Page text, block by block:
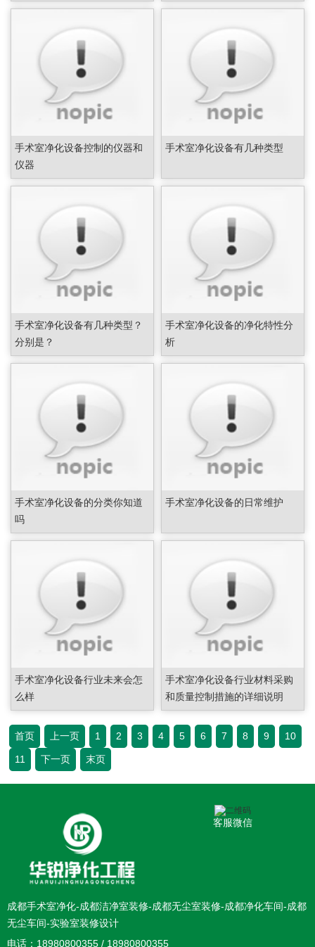
手术室净化设备控制的仪器和
仪器
手术室净化设备有几种类型
手术室净化设备有几种类型？
分别是？
手术室净化设备的净化特性分
析
手术室净化设备的分类你知道
吗
手术室净化设备的日常维护
手术室净化设备行业未来会怎
么样
手术室净化设备行业材料采购
和质量控制措施的详细说明
首页 上一页 1 2 3 4 5 6 7 8 9 10
11 下一页 末页
客服微信
成都手术室净化-成都洁净室装修-成都无尘室装修-成都净化车间-成都
无尘车间-实验室装修设计
电话：18980800355 / 18980800355